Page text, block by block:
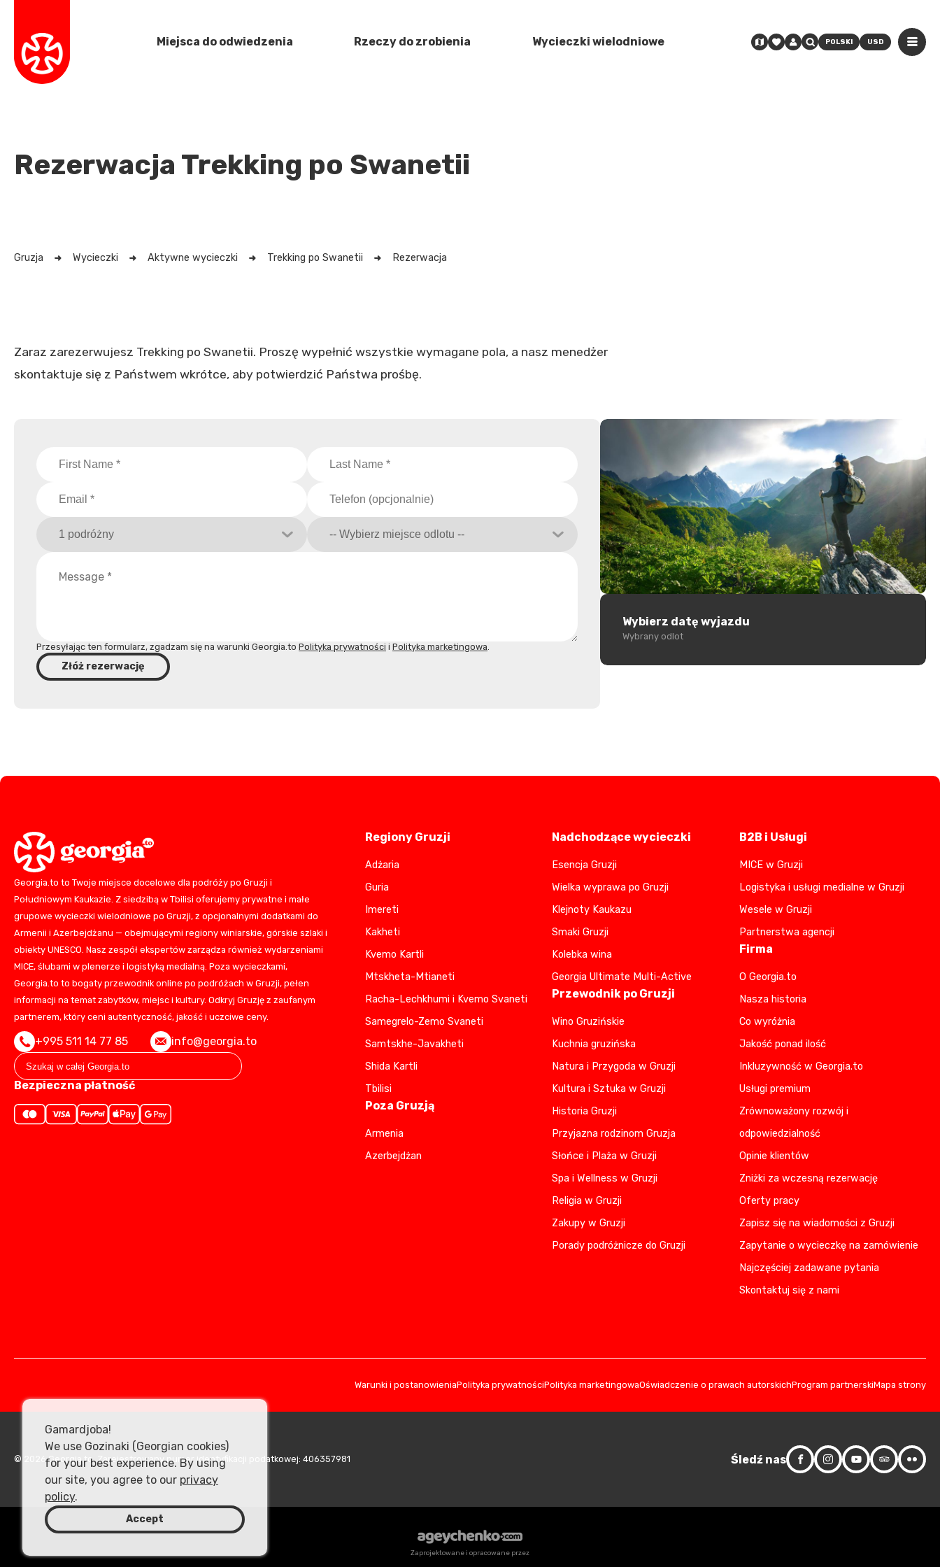
Miejsca do odwiedzenia Rzeczy do zrobienia Wycieczki wielodniowe POLSKI USD
Rezerwacja Trekking po Swanetii
Gruzja Wycieczki Aktywne wycieczki Trekking po Swanetii Rezerwacja
Zaraz zarezerwujesz Trekking po Swanetii. Proszę wypełnić wszystkie wymagane pola, a nasz menedżer
skontaktuje się z Państwem wkrótce, aby potwierdzić Państwa prośbę.
Przesyłając ten formularz, zgadzam się na warunki Georgia.to Polityka prywatności i Polityka marketingowa.
Złóż rezerwację
Wybierz datę wyjazdu
Wybrany odlot
Georgia.to to Twoje miejsce docelowe dla podróży po Gruzji i
Południowym Kaukazie. Z siedzibą w Tbilisi oferujemy prywatne i małe
grupowe wycieczki wielodniowe po Gruzji, z opcjonalnymi dodatkami do
Armenii i Azerbejdżanu — obejmującymi regiony winiarskie, górskie szlaki i
obiekty UNESCO. Nasz zespół ekspertów zarządza również wydarzeniami
MICE, ślubami w plenerze i logistyką medialną. Poza wycieczkami,
Georgia.to to bogaty przewodnik online po podróżach w Gruzji, pełen
informacji na temat zabytków, miejsc i kultury. Odkryj Gruzję z zaufanym
partnerem, który ceni autentyczność, jakość i uczciwe ceny.
+995 511 14 77 85 info@georgia.to
Bezpieczna płatność
Regiony Gruzji
Adżaria
Guria
Imereti
Kakheti
Kvemo Kartli
Mtskheta-Mtianeti
Racha-Lechkhumi i Kvemo Svaneti
Samegrelo-Zemo Svaneti
Samtskhe-Javakheti
Shida Kartli
Tbilisi
Poza Gruzją
Armenia
Azerbejdżan
Nadchodzące wycieczki
Esencja Gruzji
Wielka wyprawa po Gruzji
Klejnoty Kaukazu
Smaki Gruzji
Kolebka wina
Georgia Ultimate Multi-Active
Przewodnik po Gruzji
Wino Gruzińskie
Kuchnia gruzińska
Natura i Przygoda w Gruzji
Kultura i Sztuka w Gruzji
Historia Gruzji
Przyjazna rodzinom Gruzja
Słońce i Plaża w Gruzji
Spa i Wellness w Gruzji
Religia w Gruzji
Zakupy w Gruzji
Porady podróżnicze do Gruzji
B2B i Usługi
MICE w Gruzji
Logistyka i usługi medialne w Gruzji
Wesele w Gruzji
Partnerstwa agencji
Firma
O Georgia.to
Nasza historia
Co wyróżnia
Jakość ponad ilość
Inkluzywność w Georgia.to
Usługi premium
Zrównoważony rozwój i
odpowiedzialność
Opinie klientów
Zniżki za wczesną rezerwację
Oferty pracy
Zapisz się na wiadomości z Gruzji
Zapytanie o wycieczkę na zamówienie
Najczęściej zadawane pytania
Skontaktuj się z nami
Warunki i postanowieniaPolityka prywatnościPolityka marketingowaOświadczenie o prawach autorskichProgram partnerskiMapa strony
© 2026 Georgia.to. Zarejestrowany numer identyfikacji podatkowej: 406357981 Śledź nas
Zaprojektowane i opracowane przez
Gamardjoba!
We use Gozinaki (Georgian cookies)
for your best experience. By using
our site, you agree to our privacy
policy.
Accept